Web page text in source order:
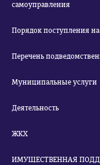
самоуправления
Порядок поступления
Перечень
Муниципальные услуги
Деятельность
ЖКХ
ИМУЩЕСТВЕННАЯ